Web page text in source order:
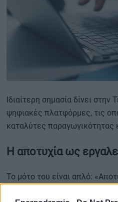
Ιδιαίτερη σημασία δίνει
ψηφιακές πλατφόρμες, τις
καταλύτες παραγωγικότητας
Η αποτυχία ως
Το μότο του είναι απλό: